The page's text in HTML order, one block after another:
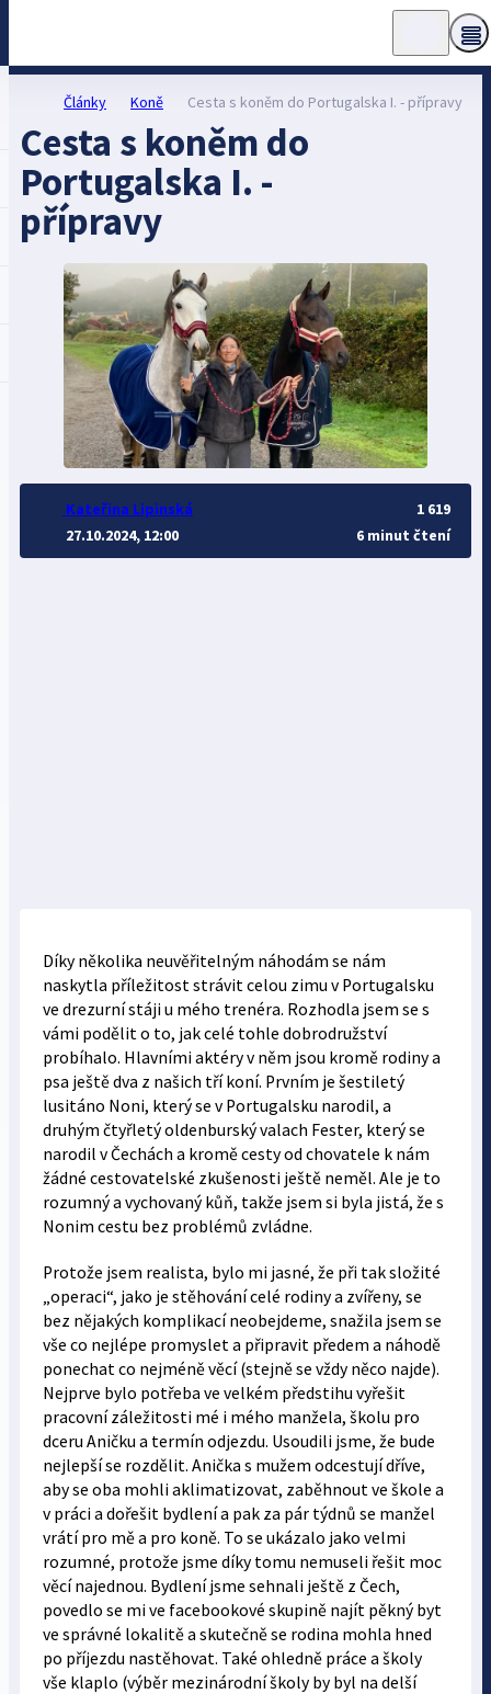
Články Koně Cesta s koněm do Portugalska I. - přípravy
Cesta s koněm do
Portugalska I. -
přípravy
Kateřina Lipinská
27.10.2024, 12:00
1 619
6 minut čtení
Díky několika neuvěřitelným náhodám se nám
naskytla příležitost strávit celou zimu v Portugalsku
ve drezurní stáji u mého trenéra. Rozhodla jsem se s
vámi podělit o to, jak celé tohle dobrodružství
probíhalo. Hlavními aktéry v něm jsou kromě rodiny a
psa ještě dva z našich tří koní. Prvním je šestiletý
lusitáno Noni, který se v Portugalsku narodil, a
druhým čtyřletý oldenburský valach Fester, který se
narodil v Čechách a kromě cesty od chovatele k nám
žádné cestovatelské zkušenosti ještě neměl. Ale je to
rozumný a vychovaný kůň, takže jsem si byla jistá, že s
Nonim cestu bez problémů zvládne.
Protože jsem realista, bylo mi jasné, že při tak složité
„operaci“, jako je stěhování celé rodiny a zvířeny, se
bez nějakých komplikací neobejdeme, snažila jsem se
vše co nejlépe promyslet a připravit předem a náhodě
ponechat co nejméně věcí (stejně se vždy něco najde).
Nejprve bylo potřeba ve velkém předstihu vyřešit
pracovní záležitosti mé i mého manžela, školu pro
dceru Aničku a termín odjezdu. Usoudili jsme, že bude
nejlepší se rozdělit. Anička s mužem odcestují dříve,
aby se oba mohli aklimatizovat, zaběhnout ve škole a
v práci a dořešit bydlení a pak za pár týdnů se manžel
vrátí pro mě a pro koně. To se ukázalo jako velmi
rozumné, protože jsme díky tomu nemuseli řešit moc
věcí najednou. Bydlení jsme sehnali ještě z Čech,
povedlo se mi ve facebookové skupině najít pěkný byt
ve správné lokalitě a skutečně se rodina mohla hned
po příjezdu nastěhovat. Také ohledně práce a školy
vše klaplo (výběr mezinárodní školy by byl na delší